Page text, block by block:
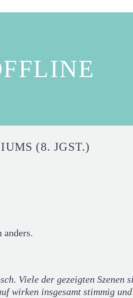
(8. JGST.)
Viele der gezeigten Szenen
wirken insgesamt stimmig